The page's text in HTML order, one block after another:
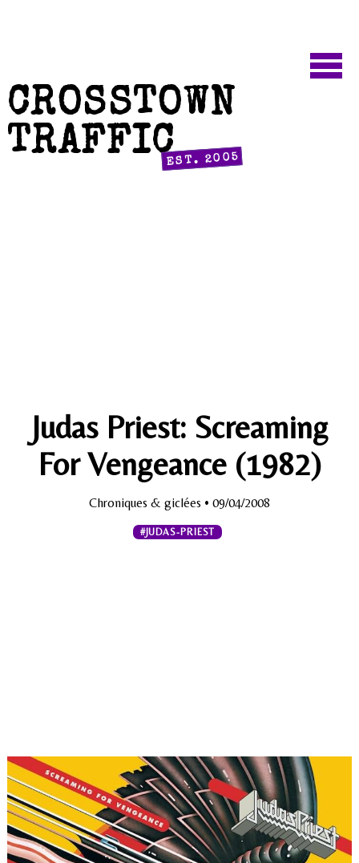
CROSSTOWN
TRAFFICEST. 2005
Judas Priest: Screaming
For Vengeance (1982)
Chroniques & giclées • 09/04/2008
#JUDAS-PRIEST